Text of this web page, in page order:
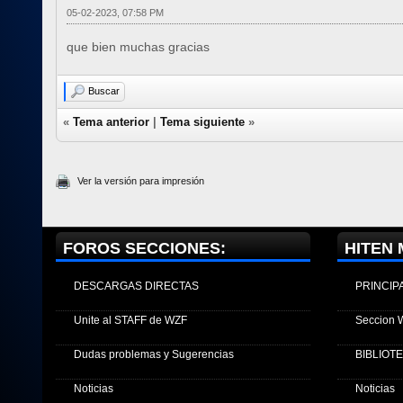
05-02-2023, 07:58 PM
que bien muchas gracias
Buscar
« Tema anterior Tema siguiente »
Ver la versión para impresión
FOROS SECCIONES:
DESCARGAS DIRECTAS
Unite al STAFF de WZF
Dudas problemas y Sugerencias
Noticias
HITEN
Seccion
Noticias